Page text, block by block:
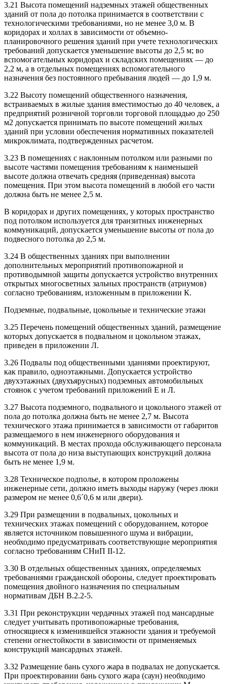
3.21 Высота помещений надземных этажей общественных
зданий от пола до потолка при­нимается в соответствии с
технологическими требованиями, но не менее 3,0 м. В
коридорах и холлах в зависимости от объемно-
планировочного решения зданий при учете технологических
требований допускается уменьшение высоты до 2,5 м; во
вспомогательных коридорах и складских помещениях — до
2,2 м, а в отдельных помещениях вспомогательного
назначения без постоянного пребывания людей — до 1,9 м.
3.22 Высоту помещений общественного назначения,
встраиваемых в жилые здания вмести­мостью до 40 человек, а
предприятий розничной торговли торговой площадью до 250
м2 допус­кается принимать по высоте помещений жилых
зданий при условии обеспечения нормативных показателей
микроклимата, подтвержденных расчетом.
3.23 В помещениях с наклонным потолком или разными по
высоте частями помещения требо­ваниям к наименьшей
высоте должна отвечать средняя (приведенная) высота
помещения. При этом высота помещений в любой его части
должна быть не менее 2,5 м.
В коридорах и других помещениях, у которых пространство
под потолком используется для транзитных инженерных
коммуникаций, допускается уменьшение высоты от пола до
подвесного потолка до 2,5 м.
3.24 В общественных зданиях при выполнении
дополнительных мероприятий противопожарной и
противодымной защиты допускается устройство внутренних
открытых многосветных зальных пространств (атриумов)
согласно требованиям, изложенным в приложении К.
Подземные, подвальные, цокольные и технические этажи
3.25 Перечень помещений общественных зданий, размещение
которых допускается в подваль­ном и цокольном этажах,
приведен в приложении Л.
3.26 Подвалы под общественными зданиями проектируют,
как правило, одноэтажными. Допус­кается устройство
двухэтажных (двухъярусных) подземных автомобильных
стоянок с учетом требо­ваний приложений Е и Л.
3.27 Высота подземного, подвального и цокольного этажей от
пола до потолка должна быть не менее 2,7 м. Высота
технического этажа принимается в зависимости от габаритов
размещаемого в нем инженерного оборудования и
коммуникаций. В местах прохода обслуживающего персонала
высота от пола до низа выступающих конструкций должна
быть не менее 1,9 м.
3.28 Техническое подполье, в котором проложены
инженерные сети, должно иметь выходы наружу (через люки
размером не менее 0,6´0,6 м или двери).
3.29 При размещении в подвальных, цокольных и
технических этажах помещений с оборудо­ванием, которое
является источником повышенного шума и вибрации,
необходимо предусматривать соответствующие мероприятия
согласно требованиям СНиП II-12.
3.30 В отдельных общественных зданиях, определяемых
требованиями гражданской обороны, следует проектировать
помещения двойного назначения по специальным
нормативам ДБН В.2.2-5.
3.31 При реконструкции чердачных этажей под мансардные
следует учитывать противопожар­ные требования,
относящиеся к изменившейся этажности здания и требуемой
степени огнестойкости в зависимости от применяемых
конструкций мансардных этажей.
3.32 Размещение бань сухого жара в подвалах не допускается.
При проектировании бань сухого жара (саун) необходимо